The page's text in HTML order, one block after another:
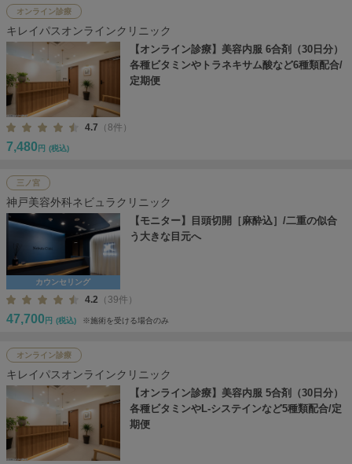
オンライン診療
キレイパスオンラインクリニック
【オンライン診療】美容内服 6合剤（30日分）
各種ビタミンやトラネキサム酸など6種類配合/
定期便
4.7 （8件）
7,480 円 (税込)
三ノ宮
神戸美容外科ネビュラクリニック
カウンセリング
【モニター】目頭切開［麻酔込］/二重の似合
う大きな目元へ
4.2 （39件）
47,700 円 (税込) ※施術を受ける場合のみ
オンライン診療
キレイパスオンラインクリニック
【オンライン診療】美容内服 5合剤（30日分）
各種ビタミンやL-システインなど5種類配合/定
期便